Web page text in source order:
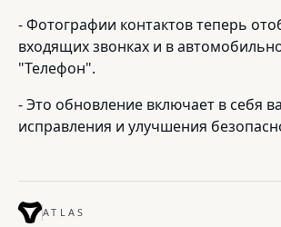
- Фотографии контактов теперь
входящих звонках и в
"Телефон".
- Это обновление включает в себя
исправления и улучшения
ATLAS